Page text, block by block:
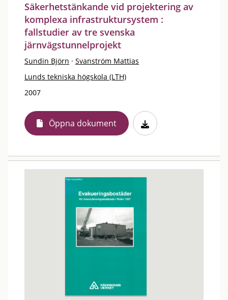
Säkerhetstänkande vid projektering av
komplexa infrastruktursystem :
fallstudier av tre svenska
järnvägstunnelprojekt
Sundin Björn · Svanström Mattias
Lunds tekniska högskola (LTH)
2007
Öppna dokument